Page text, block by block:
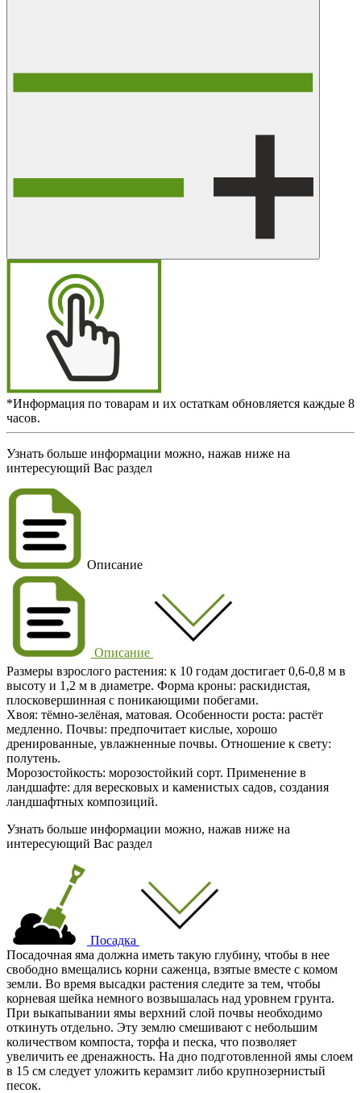
*Информация по товарам и их остаткам обновляется каждые 8
часов.
Узнать больше информации можно, нажав ниже на
интересующий Вас раздел
Описание
Описание
Размеры взрослого растения: к 10 годам достигает 0,6-0,8 м в
высоту и 1,2 м в диаметре. Форма кроны: раскидистая,
плосковершинная с поникающими побегами.
Хвоя: тёмно-зелёная, матовая. Особенности роста: растёт
медленно. Почвы: предпочитает кислые, хорошо
дренированные, увлажненные почвы. Отношение к свету:
полутень.
Морозостойкость: морозостойкий сорт. Применение в
ландшафте: для вересковых и каменистых садов, создания
ландшафтных композиций.
Узнать больше информации можно, нажав ниже на
интересующий Вас раздел
Посадка
Посадочная яма должна иметь такую глубину, чтобы в нее
свободно вмещались корни саженца, взятые вместе с комом
земли. Во время высадки растения следите за тем, чтобы
корневая шейка немного возвышалась над уровнем грунта.
При выкапывании ямы верхний слой почвы необходимо
откинуть отдельно. Эту землю смешивают с небольшим
количеством компоста, торфа и песка, что позволяет
увеличить ее дренажность. На дно подготовленной ямы слоем
в 15 см следует уложить керамзит либо крупнозернистый
песок.